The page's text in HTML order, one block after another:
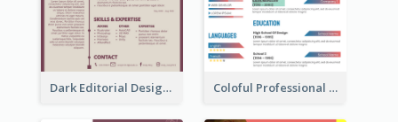
Dark Editorial Designer Resume Coloful Professional Distinguished Resume